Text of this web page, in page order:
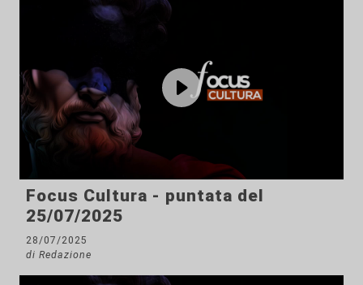
Focus Cultura - puntata del
25/07/2025
28/07/2025
di Redazione